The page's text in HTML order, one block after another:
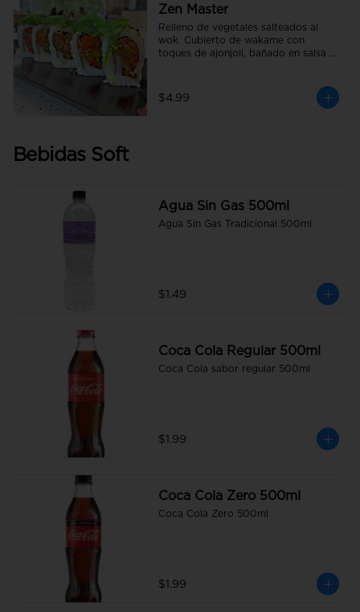
Zen Master
Relleno de vegetales salteados al
wok. Cubierto de wakame con
toques de ajonjolí, bañado en salsa
$4.99
Bebidas Soft
Agua Sin Gas 500ml
Agua Sin Gas Tradicional 500ml
$1.49
Coca Cola Regular 500ml
Coca Cola sabor regular 500ml
$1.99
Coca Cola Zero 500ml
Coca Cola Zero 500ml
$1.99